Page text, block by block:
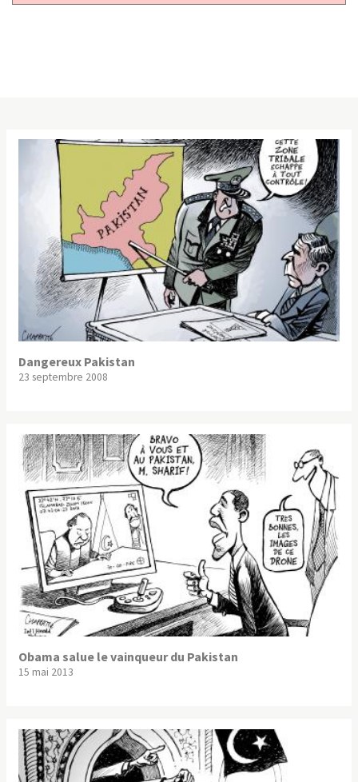
Dangereux Pakistan
23 septembre 2008
Obama salue le vainqueur du Pakistan
15 mai 2013